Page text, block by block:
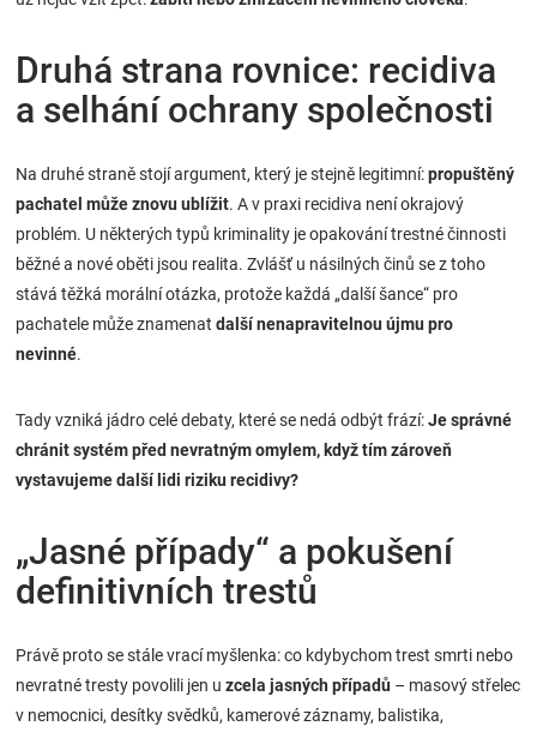
Druhá strana rovnice: recidiva
a selhání ochrany společnosti
Na druhé straně stojí argument, který je stejně legitimní:propuštěný
pachatel může znovu ublížit. A v praxi recidiva není okrajový
problém. U některých typů kriminality je opakování trestné činnosti
běžné a nové oběti jsou realita. Zvlášť u násilných činů se z toho
stává těžká morální otázka, protože každá „další šance“ pro
pachatele může znamenat další nenapravitelnou újmu pro
nevinné.
Tady vzniká jádro celé debaty, které se nedá odbýt frází:Je správné
chránit systém před nevratným omylem, když tím zároveň
vystavujeme další lidi riziku recidivy?
„Jasné případy“ a pokušení
definitivních trestů
Právě proto se stále vrací myšlenka: co kdybychom trest smrti nebo
nevratné tresty povolili jen u zcela jasných případů – masový střelec
v nemocnici, desítky svědků, kamerové záznamy, balistika,